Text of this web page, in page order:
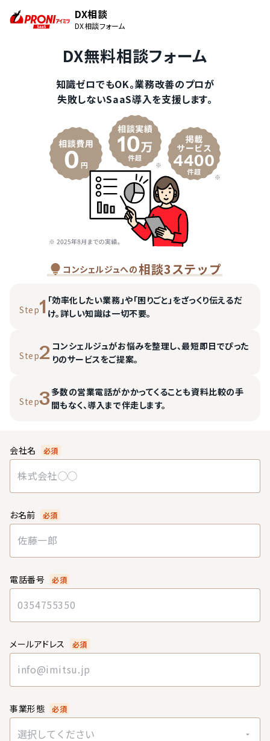
DX相談
DX相談フォーム
DX無料相談フォーム
知識ゼロでもOK。業務改善のプロが
失敗しないSaaS導入を支援します。
コンシェルジュへの相談3ステップ
Step1 「効率化したい業務」や「困りごと」をざっくり伝えるだ
け。詳しい知識は一切不要。
Step2 コンシェルジュがお悩みを整理し、最短即日でぴった
りのサービスをご提案。
Step3多数の営業電話がかかってくることも資料比較の手
間もなく、導入まで伴走します。
会社名 必須
お名前 必須
電話番号 必須
メールアドレス 必須
事業形態 必須
選択してください